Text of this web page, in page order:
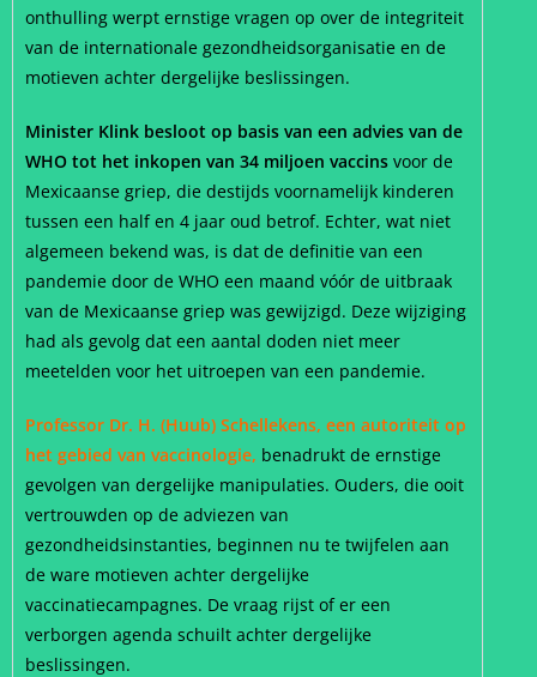
onthulling werpt ernstige vragen op over de integriteit
van de internationale gezondheidsorganisatie en de
motieven achter dergelijke beslissingen.
Minister Klink besloot op basis van een advies van de
WHO tot het inkopen van 34 miljoen vaccins voor de
Mexicaanse griep, die destijds voornamelijk kinderen
tussen een half en 4 jaar oud betrof. Echter, wat niet
algemeen bekend was, is dat de definitie van een
pandemie door de WHO een maand vóór de uitbraak
van de Mexicaanse griep was gewijzigd. Deze wijziging
had als gevolg dat een aantal doden niet meer
meetelden voor het uitroepen van een pandemie.
Professor Dr. H. (Huub) Schellekens, een autoriteit op
het gebied van vaccinologie, benadrukt de ernstige
gevolgen van dergelijke manipulaties. Ouders, die ooit
vertrouwden op de adviezen van
gezondheidsinstanties, beginnen nu te twijfelen aan
de ware motieven achter dergelijke
vaccinatiecampagnes. De vraag rijst of er een
verborgen agenda schuilt achter dergelijke
beslissingen.